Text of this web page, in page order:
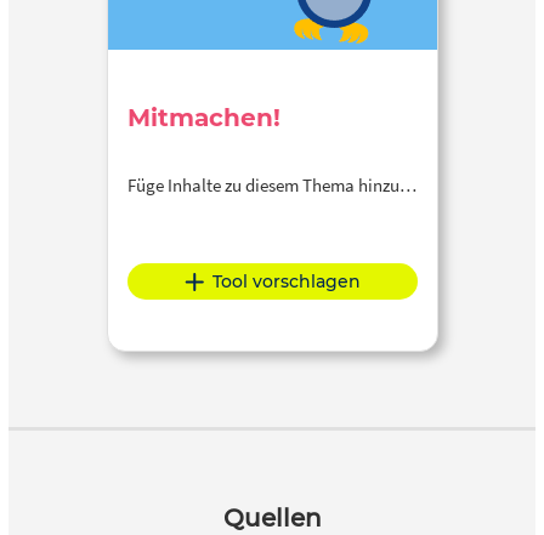
Mitmachen!
Füge Inhalte zu diesem Thema hinzu…
Tool vorschlagen
Quellen